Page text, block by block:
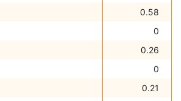
0.58
0
0.26
0
0.21